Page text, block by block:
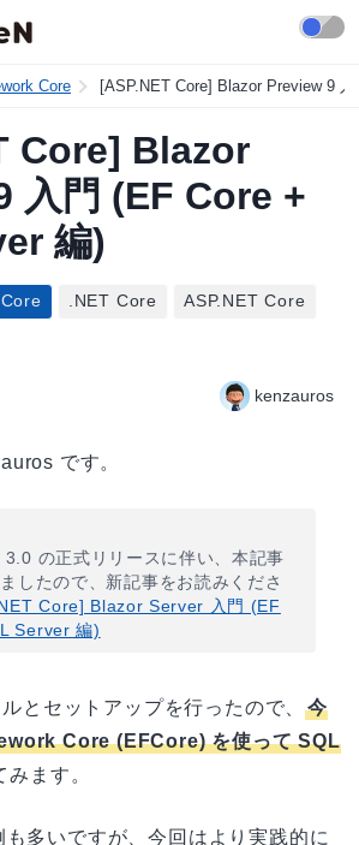
Core [ASP.NET Core] Blazor Preview 9
Core] Blazor
入門 (EF Core +
編)
.NET Core ASP.NET Core
kenzauros
です。
の正式リリースに伴い、本記事
したので、新記事をお読みくださ
Core] Blazor Server 入門 (EF
Server 編)
とセットアップを行ったので、今
Core (EFCore) を使って SQL
みます。
多いですが、今回はより実践的に